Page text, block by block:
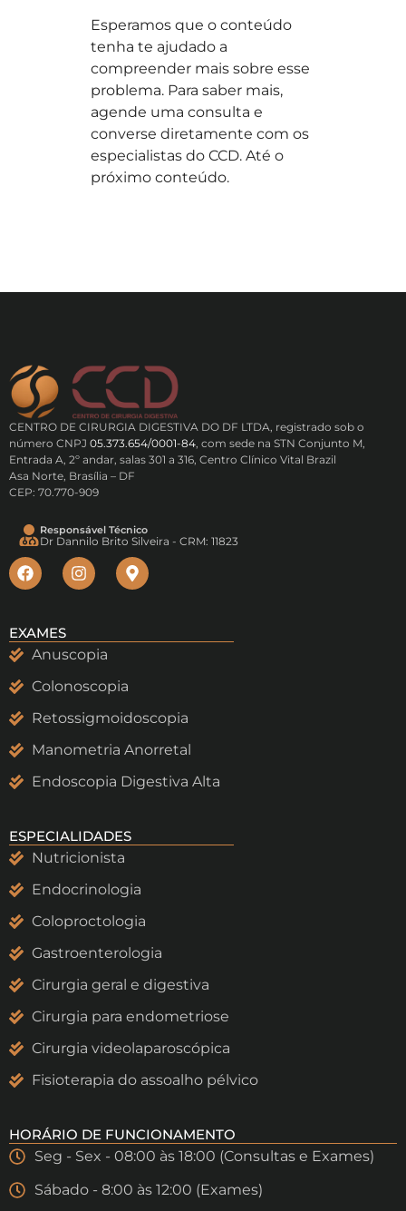
Esperamos que o conteúdo
tenha te ajudado a
compreender mais sobre esse
problema. Para saber mais,
agende uma consulta e
converse diretamente com os
especialistas do CCD. Até o
próximo conteúdo.
CENTRO DE CIRURGIA DIGESTIVA DO DF LTDA, registrado sob o
número CNPJ 05.373.654/0001-84 , com sede na STN Conjunto M,
Entrada A, 2º andar, salas 301 a 316, Centro Clínico Vital Brazil
Asa Norte, Brasília – DF
CEP: 70.770-909
Responsável Técnico
Dr Dannilo Brito Silveira - CRM: 11823
EXAMES
Anuscopia
Colonoscopia
Retossigmoidoscopia
Manometria Anorretal
Endoscopia Digestiva Alta
ESPECIALIDADES
Nutricionista
Endocrinologia
Coloproctologia
Gastroenterologia
Cirurgia geral e digestiva
Cirurgia para endometriose
Cirurgia videolaparoscópica
Fisioterapia do assoalho pélvico
HORÁRIO DE FUNCIONAMENTO
Seg - Sex - 08:00 às 18:00 (Consultas e Exames)
Sábado - 8:00 às 12:00 (Exames)